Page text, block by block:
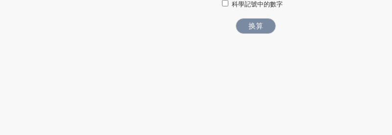
科學記號中的數字